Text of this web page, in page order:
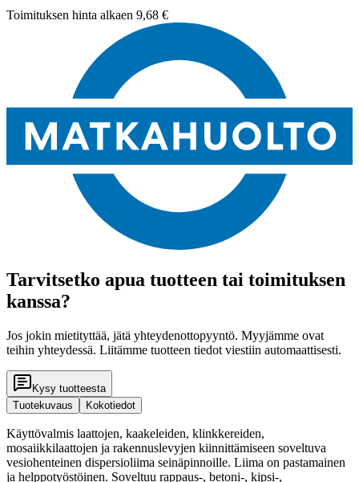
Toimituksen hinta alkaen 9,68 €
Tarvitsetko apua tuotteen tai toimituksen
kanssa?
Jos jokin mietityttää, jätä yhteydenottopyyntö. Myyjämme ovat
teihin yhteydessä. Liitämme tuotteen tiedot viestiin automaattisesti.
Kysy tuotteesta
Tuotekuvaus
Kokotiedot
Käyttövalmis laattojen, kaakeleiden, klinkkereiden,
mosaiikkilaattojen ja rakennuslevyjen kiinnittämiseen soveltuva
vesiohenteinen dispersioliima seinäpinnoille. Liima on pastamainen
ja helppotyöstöinen. Soveltuu rappaus-, betoni-, kipsi-,